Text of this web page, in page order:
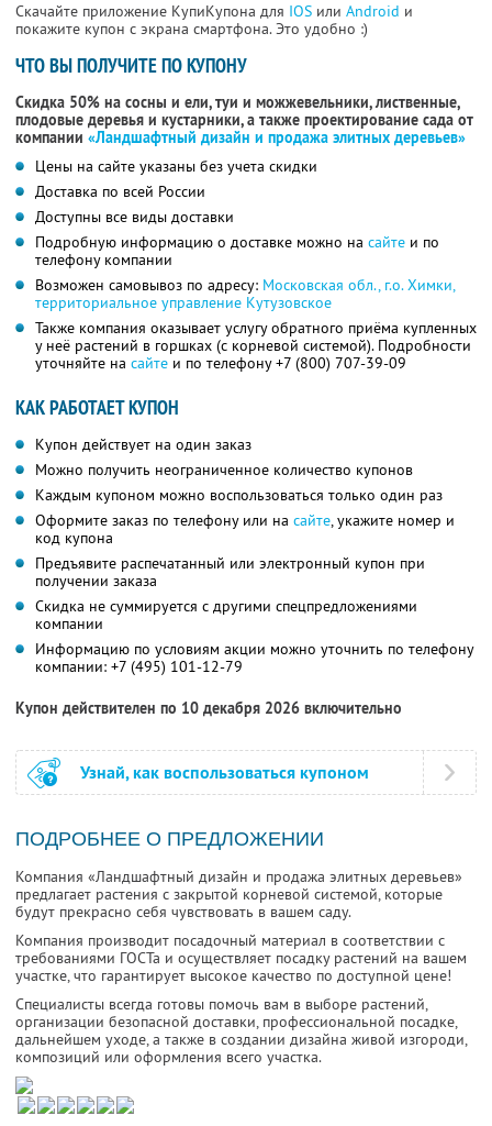
Скачайте приложение КупиКупона для IOS или Android и
покажите купон с экрана смартфона. Это удобно :)
ЧТО ВЫ ПОЛУЧИТЕ ПО КУПОНУ
Скидка 50% на сосны и ели, туи и можжевельники, лиственные,
плодовые деревья и кустарники, а также проектирование сада от
компании «Ландшафтный дизайн и продажа элитных деревьев»
Цены на сайте указаны без учета скидки
Доставка по всей России
Доступны все виды доставки
Подробную информацию о доставке можно на сайте и по
телефону компании
Возможен самовывоз по адресу: Московская обл., г.о. Химки,
территориальное управление Кутузовское
Также компания оказывает услугу обратного приёма купленных
у неё растений в горшках (с корневой системой). Подробности
уточняйте на сайте и по телефону+7 (800) 707-39-09
КАК РАБОТАЕТ КУПОН
Купон действует на один заказ
Можно получить неограниченное количество купонов
Каждым купоном можно воспользоваться только один раз
Оформите заказ по телефону или на сайте, укажите номер и
код купона
Предъявите распечатанный или электронный купон при
получении заказа
Скидка не суммируется с другими спецпредложениями
компании
Информацию по условиям акции можно уточнить по телефону
компании: +7 (495) 101-12-79
Купон действителен по 10 декабря 2026 включительно
Узнай, как воспользоваться купоном
ПОДРОБНЕЕ О ПРЕДЛОЖЕНИИ
Компания «Ландшафтный дизайн и продажа элитных деревьев»
предлагает растения с закрытой корневой системой, которые
будут прекрасно себя чувствовать в вашем саду.
Компания производит посадочный материал в соответствии с
требованиями ГОСТа и осуществляет посадку растений на вашем
участке, что гарантирует высокое качество по доступной цене!
Специалисты всегда готовы помочь вам в выборе растений,
организации безопасной доставки, профессиональной посадке,
дальнейшем уходе, а также в создании дизайна живой изгороди,
композиций или оформления всего участка.